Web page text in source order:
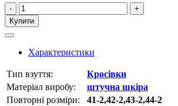
-
+
Купити
Характеристики
Тип взуття:
Кросівки
Матеріал виробу:
штучна шкіра
Повторні розміри:
41-2,42-2,43-2,44-2